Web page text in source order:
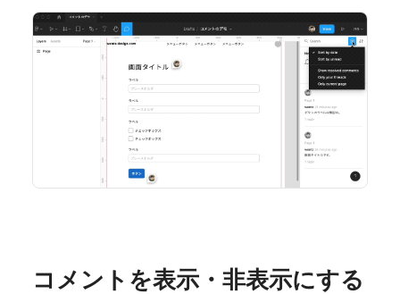
コメントを表示・非表示にする